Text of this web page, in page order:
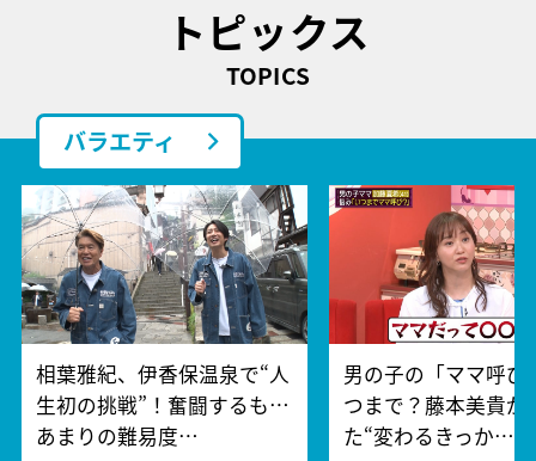
トピックス
TOPICS
バラエティ
相葉雅紀、伊香保温泉で“人
生初の挑戦”！奮闘するも…
あまりの難易度…
男の子の「ママ呼び
つまで？藤本美貴が
た“変わるきっか…